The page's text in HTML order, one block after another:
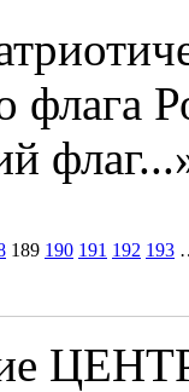
флага
189 190 191 192 193